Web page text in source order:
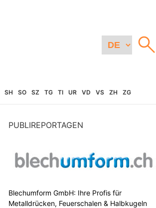
SH SO SZ TG TI UR VD VS ZH ZG
PUBLIREPORTAGEN
Blechumform GmbH: Ihre Profis für
Metalldrücken, Feuerschalen & Halbkugeln